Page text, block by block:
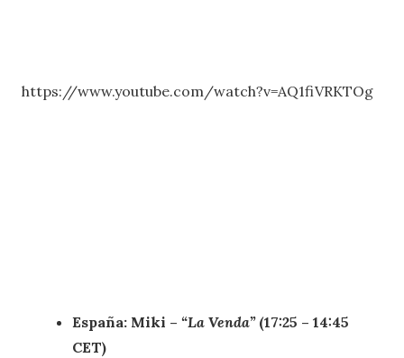
https://www.youtube.com/watch?v=AQ1fiVRKTOg
España: Miki – “La Venda”(17:25 – 14:45
CET)